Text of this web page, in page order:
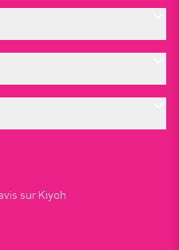
sur Kiyoh